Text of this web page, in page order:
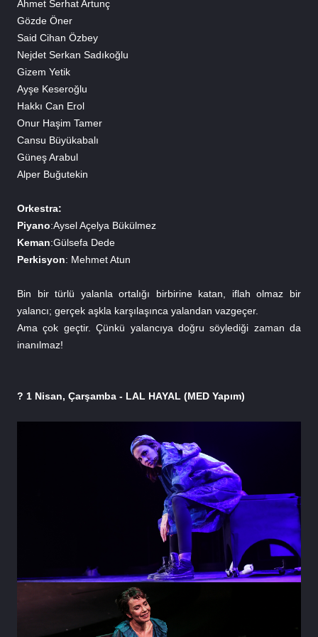
Ahmet Serhat Artunç
Gözde Öner
Said Cihan Özbey
Nejdet Serkan Sadıkoğlu
Gizem Yetik
Ayşe Keseroğlu
Hakkı Can Erol
Onur Haşim Tamer
Cansu Büyükabalı
Güneş Arabul
Alper Buğutekin
Orkestra:
Piyano:Aysel Açelya Bükülmez
Keman:Gülsefa Dede
Perkisyon: Mehmet Atun
Bin bir türlü yalanla ortalığı birbirine katan, iflah olmaz bir
yalancı; gerçek aşkla karşılaşınca yalandan vazgeçer.
Ama çok geçtir. Çünkü yalancıya doğru söylediği zaman da
inanılmaz!
? 1 Nisan, Çarşamba - LAL HAYAL (MED Yapım)